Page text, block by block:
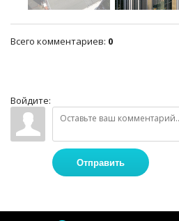
Всего комментариев: 0
Войдите:
Отправить